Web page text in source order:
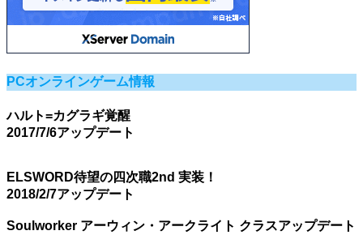
PCオンラインゲーム情報
ハルト=カグラギ覚醒
2017/7/6アップデート
ELSWORD待望の四次職2nd 実装！
2018/2/7アップデート
Soulworker アーウィン・アークライト クラスアップデート